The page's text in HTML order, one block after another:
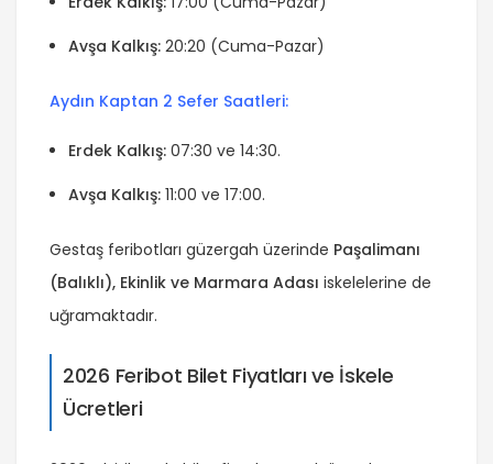
Avşa Kalkış: 20:20 (Cuma-Pazar)
Aydın Kaptan 2 Sefer Saatleri:
Erdek Kalkış: 07:30 ve 14:30.
Avşa Kalkış: 11:00 ve 17:00.
Gestaş feribotları güzergah üzerinde Paşalimanı
(Balıklı), Ekinlik ve Marmara Adası iskelelerine de
uğramaktadır.
2026 Feribot Bilet Fiyatları ve İskele
Ücretleri